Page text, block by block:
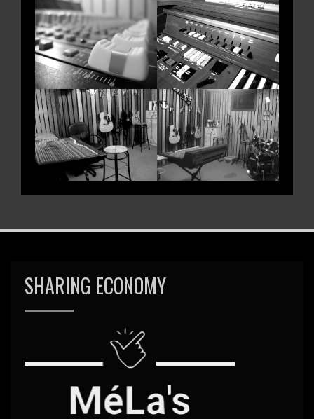
SHARING ECONOMY